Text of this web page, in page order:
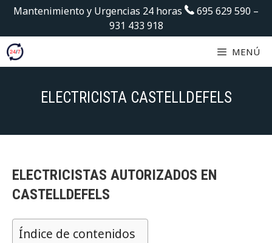
Saltar
contenido
Mantenimiento y Urgencias 24 horas 695 629 590 –
931 433 918
MENÚ
ELECTRICISTA CASTELLDEFELS
ELECTRICISTAS AUTORIZADOS EN
CASTELLDEFELS
Índice de contenidos